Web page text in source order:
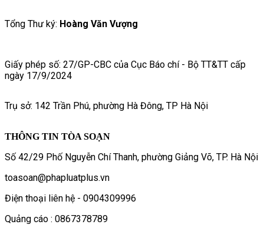
Tổng Thư ký: Hoàng Văn Vượng
Giấy phép số: 27/GP-CBC của Cục Báo chí - Bộ TT&TT cấp
ngày 17/9/2024
Trụ sở: 142 Trần Phú, phường Hà Đông, TP Hà Nội
THÔNG TIN TÒA SOẠN
Số 42/29 Phố Nguyễn Chí Thanh, phường Giảng Võ, TP. Hà Nội
toasoan@phapluatplus.vn
Điện thoại liên hệ - 0904309996
Quảng cáo : 0867378789